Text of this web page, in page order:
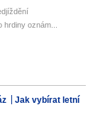
oznám...
Jak vybírat letní